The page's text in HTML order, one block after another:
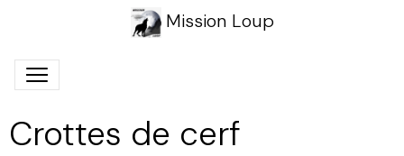
Mission Loup
Crottes de cerf